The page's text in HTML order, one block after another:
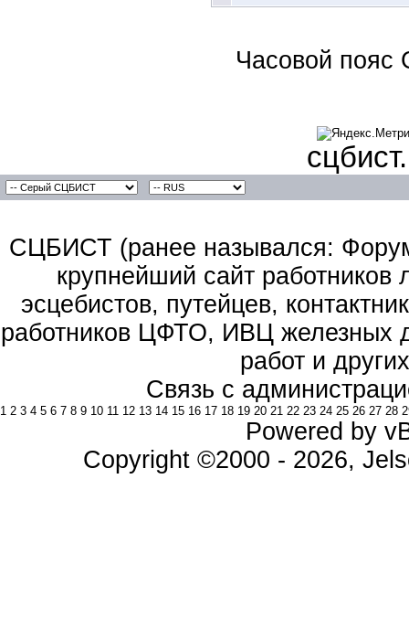
Часовой пояс
СЦБИСТ (ранее назывался:
крупнейший сайт работников
эсцебистов, путейцев,
работников ЦФТО, ИВЦ железных
работ и
Связь с
1 2 3 4 5 6 7 8 9 10 11 12 13 14 15 16 17 18 19 20 21 22 23 24 25 26 27 28
Powered by
Copyright ©2000 - 2026,